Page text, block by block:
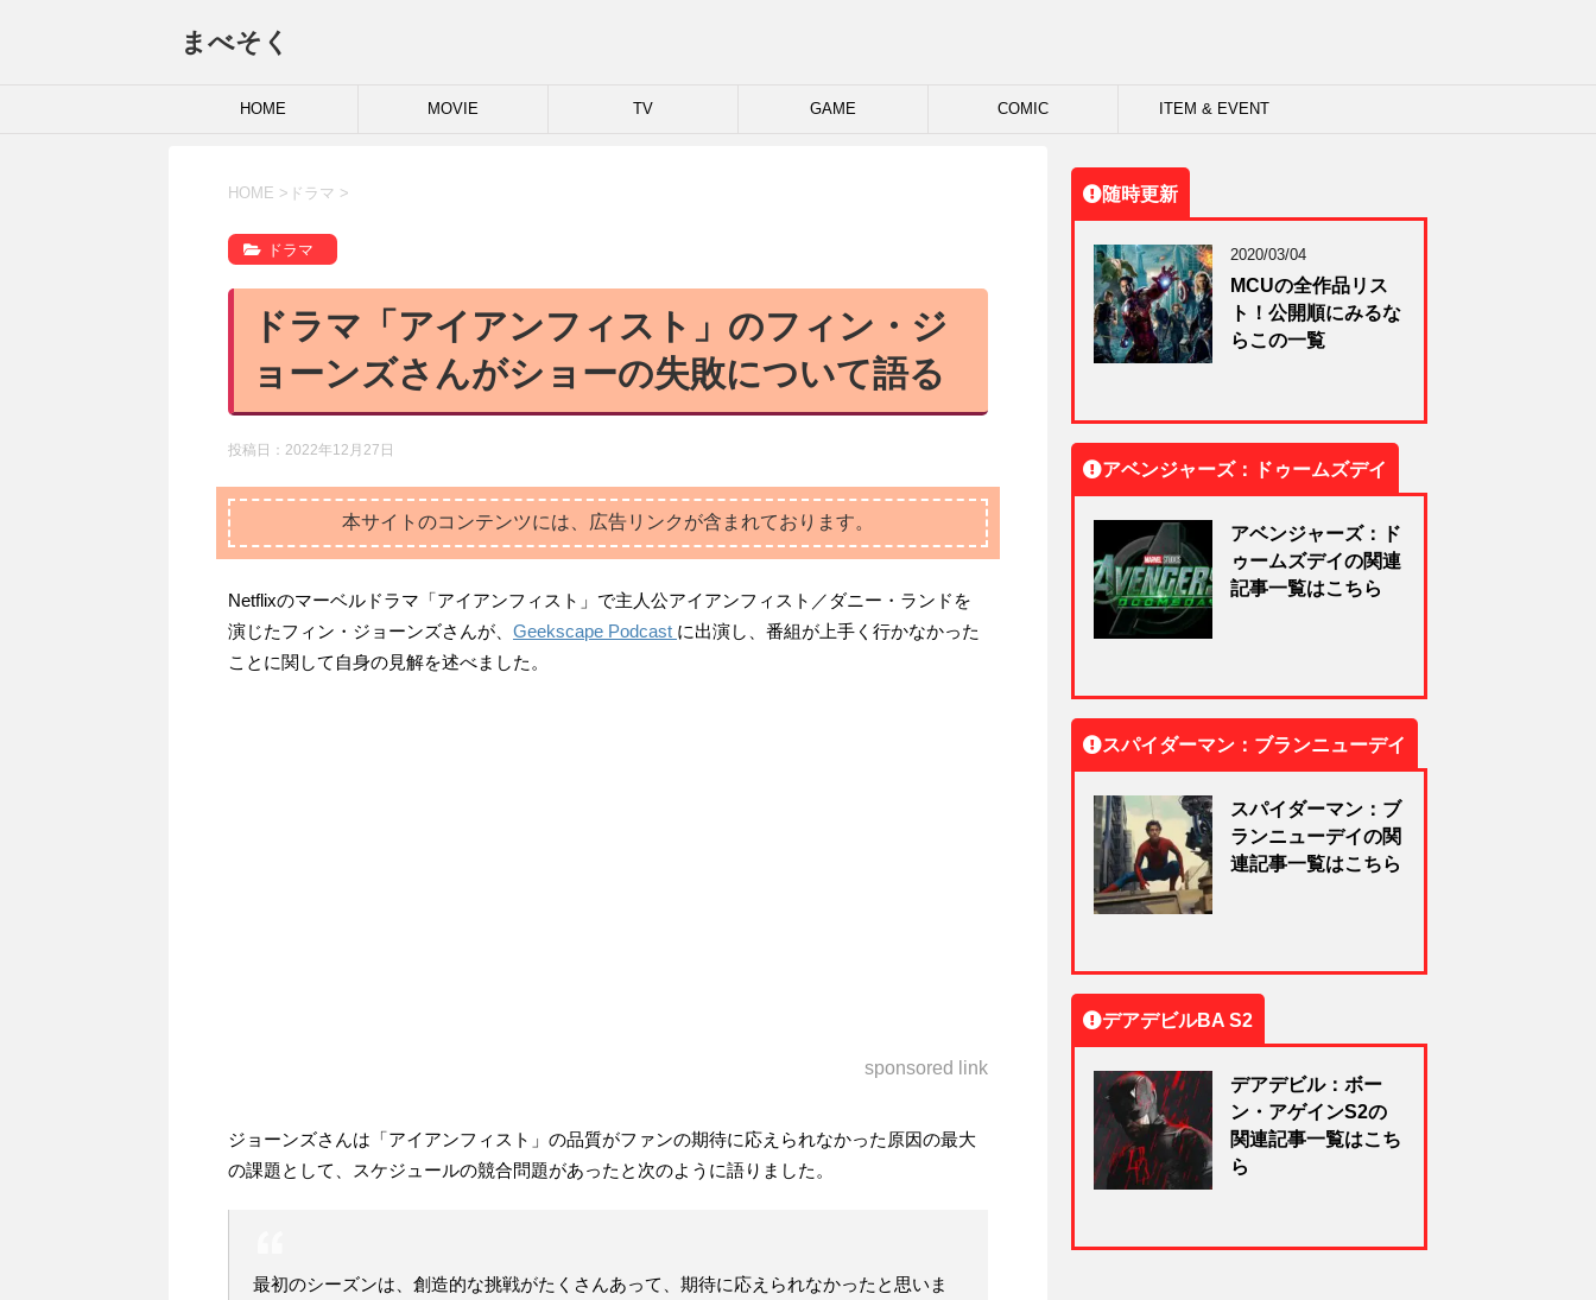
まべそく
HOME MOVIE TV GAME COMIC ITEM & EVENT
HOME > ドラマ >
ドラマ
ドラマ「アイアンフィスト」のフィン・ジ
ョーンズさんがショーの失敗について語る
投稿日： 2022年12月27日
本サイトのコンテンツには、広告リンクが含まれております。
Netflixのマーベルドラマ「アイアンフィスト」で主人公アイアンフィスト／ダニー・ランドを
演じたフィン・ジョーンズさんが、 Geekscape Podcast に出演し、番組が上手く行かなかった
ことに関して自身の見解を述べました。
sponsored link
ジョーンズさんは「アイアンフィスト」の品質がファンの期待に応えられなかった原因の最大
の課題として、スケジュールの競合問題があったと次のように語りました。
最初のシーズンは、創造的な挑戦がたくさんあって、期待に応えられなかったと思いま
随時更新
2020/03/04
MCUの全作品リス
ト！公開順にみるな
らこの一覧
アベンジャーズ：ドゥームズデイ
アベンジャーズ：ド
ゥームズデイの関連
記事一覧はこちら
スパイダーマン：ブランニューデイ
スパイダーマン：ブ
ランニューデイの関
連記事一覧はこちら
デアデビルBA S2
デアデビル：ボー
ン・アゲインS2の
関連記事一覧はこち
ら